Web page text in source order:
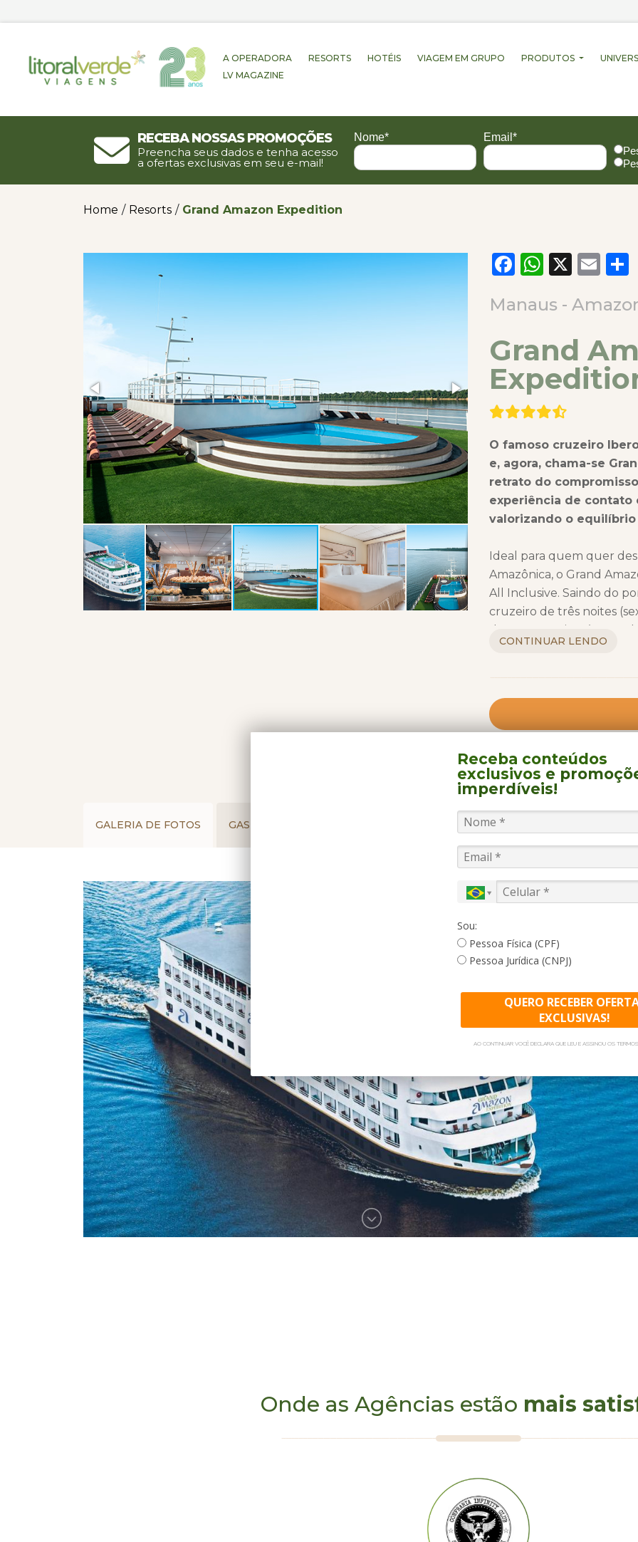
A OPERADORA RESORTS HOTÉIS VIAGEM EM GRUPO PRODUTOS
LV MAGAZINE
Receba nossas promoções
Preencha seus dados e tenha acesso
a ofertas exclusivas em seu e-mail!
Nome*
Email*
Home / Resorts / Grand Amazon Expedition
Facebook
X
Manaus -
Grand
O famoso cruzeiro
e, agora, chama-se
retrato do
experiência de contato
valorizando o
Ideal para quem quer
Amazônica, o Grand
All Inclusive. Saindo do
cruzeiro de três noites
de quatro noites
possível realizar o
Durante a viagem, a
viajantes possam explorar
organiza algumas
comunidade ribeirinha,
de lancha (inclusos no
cruzeiro).
A bordo a diversão é
infraestrutura: um
piscina, jacuzzi, sala de
centro de convenções
as quintas-feiras, o
gala (a “Noite do
show de música e
como o deck, o bar e,
prepara pratos típicos da
Um dos pontos altos no
encontro dos Rios
sol.
Priorizando o bem-estar e
Amazon Expedition tem
diferentes tipos de
relaxantes e energizantes.
O navio aceita crianças a
Possui no total 74
incluindo 2 suítes royal
CONTINUAR LENDO
FALE
GALERIA DE FOTOS GASTRONOMIA TRASLADOS
Onde as Agências estão mais
Receba conteúdos
exclusivos e
imperdíveis!
Sou:
Pessoa Física (CPF)
Pessoa Jurídica (CNPJ)
QUERO RECEBER
EXCLUSIVAS!
AO CONTINUAR VOCÊ DECLARA QUE LEU E ASSINOU OS